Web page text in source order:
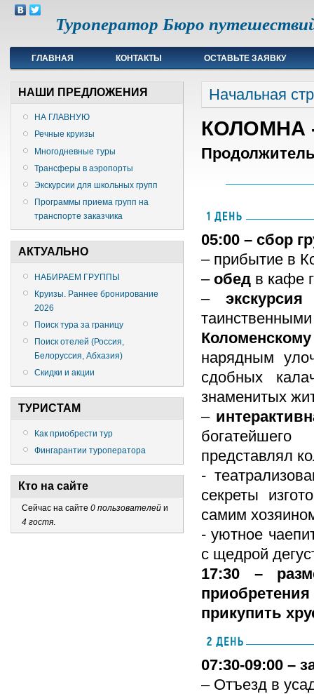
Туроператор Бюро
счетчик метрики
ГЛАВНАЯ КОНТАКТЫ ОСТАВЬТЕ ЗАЯВКУ
НАШИ ПРЕДЛОЖЕНИЯ
НА ГЛАВНУЮ
Речные круизы
Многодневные туры
Трансферы в аэропорты
Экскурсии для школьных групп
Программы приема групп на
транспорте заказчика
АКТУАЛЬНО
НАБИРАЕМ ГРУППЫ
Круизы. Раннее бронирование
2026
Поиск тура за границу
Поиск отелей (Россия,
Белоруссия, Абхазия)
Скидки и акции
ТУРИСТАМ
Как приобрести тур
Фингарантии туроператора
Кто на сайте
Сейчас на сайте 0 пользователей и
4 гостя.
Начальная
КОЛОМНА
05:00 – сбор
– прибытие в
– обед в кафе
–
нарядным
сдобных
знаменитых
–
представлял
-
секреты
самим
- уютное
с щедрой
17:30 –
прикупить
07:30-09:00 –
– Отъезд в